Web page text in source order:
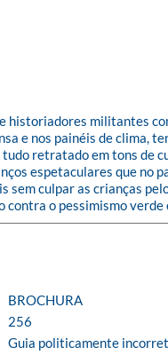
historiadores militantes
e nos painéis de clima,
retratado em tons de
espetaculares que no
culpar as crianças
o pessimismo verde
BROCHURA
256
Guia politicamente